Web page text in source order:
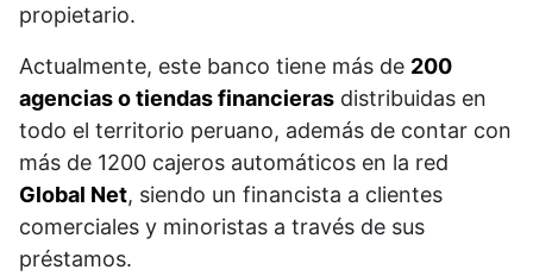
propietario.
Actualmente, este banco tiene más de 200
agencias o tiendas financieras distribuidas en
todo el territorio peruano, además de contar con
más de 1200 cajeros automáticos en la red
Global Net, siendo un financista a clientes
comerciales y minoristas a través de sus
préstamos.